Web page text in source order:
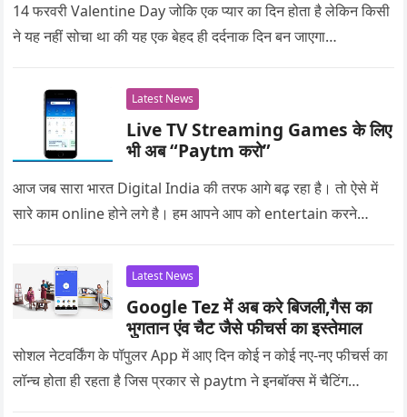
14 फरवरी Valentine Day जोकि एक प्यार का दिन होता है लेकिन किसी
ने यह नहीं सोचा था की यह एक बेहद ही दर्दनाक दिन बन जाएगा…
Latest News
Live TV Streaming Games के लिए
भी अब “Paytm करो”
आज जब सारा भारत Digital India की तरफ आगे बढ़ रहा है। तो ऐसे में
सारे काम online होने लगे है। हम आपने आप को entertain करने…
Latest News
Google Tez में अब करे बिजली,गैस का
भुगतान एंव चैट जैसे फीचर्स का इस्तेमाल
सोशल नेटवर्किंग के पॉपुलर App में आए दिन कोई न कोई नए-नए फीचर्स का
लॉन्च होता ही रहता है जिस प्रकार से paytm ने इनबॉक्स में चैटिंग…